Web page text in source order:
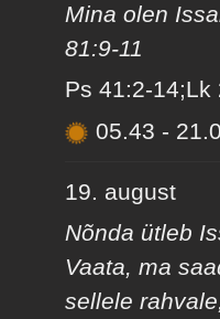
Mina olen
81:9-11
Ps 41:2-14;Lk
05.43 -
19. august
Nõnda ütleb
Vaata, ma
sellele